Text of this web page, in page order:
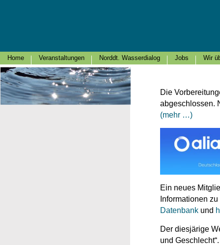
Home Veranstaltungen Norddt. Wasserdialog Jobs Wir
Die
abgeschlossen.
(mehr …)
Ein neues
Informationen
Datenbank und
Der diesjärige
und